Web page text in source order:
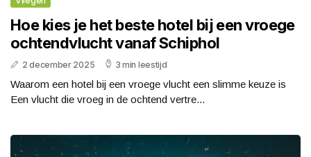
Hoe kies je het beste hotel bij een vroege
ochtendvlucht vanaf Schiphol
2 december 2025 3 min leestijd
Waarom een hotel bij een vroege vlucht een slimme keuze is
Een vlucht die vroeg in de ochtend vertre...